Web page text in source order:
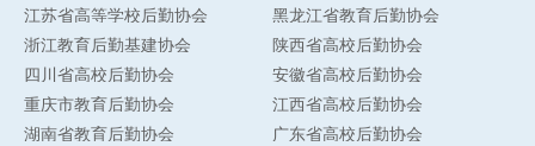
江苏省高等学校后勤协会
黑龙江省教育后勤协会
浙江教育后勤基建协会
陕西省高校后勤协会
四川省高校后勤协会
安徽省高校后勤协会
重庆市教育后勤协会
江西省高校后勤协会
湖南省教育后勤协会
广东省高校后勤协会